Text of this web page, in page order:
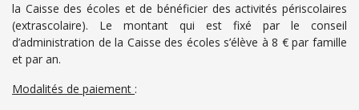
la Caisse des écoles et de bénéficier des activités périscolaires
(extrascolaire). Le montant qui est fixé par le conseil
d’administration de la Caisse des écoles s’élève à 8 € par famille
et par an.
Modalités de paiement :